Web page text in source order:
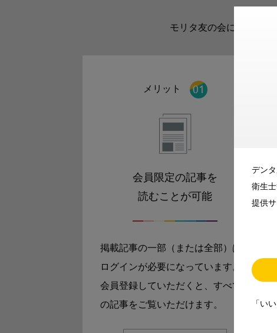
デン
衛生
提供
「い
モリタ友の会に登録いた
メリット
会員限定の記事を
読むことが可能
掲載記事の一部（または全部）は
ログインが必要になっています。
会員登録していただくと、すべて
の記事をご覧いただけます。